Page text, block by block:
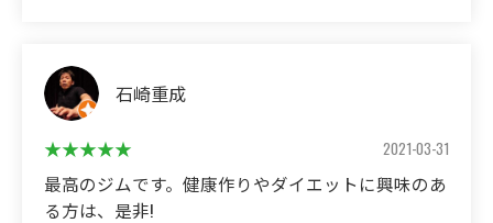
(Translated by Google)
I'm glad they're open until late at night, and although I had
the impression that the boxing gym was scary, they kindly
told me about it. For beginners, just hearing the sound of
punches from the skilled players around them can be
painful. There is no sense of excitement like seniority!
石崎重成
2021-03-31
最高のジムです。健康作りやダイエットに興味のあ
る方は、是非!